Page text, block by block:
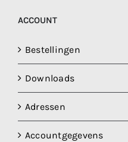
ACCOUNT
Bestellingen
Downloads
Adressen
Accountgegevens